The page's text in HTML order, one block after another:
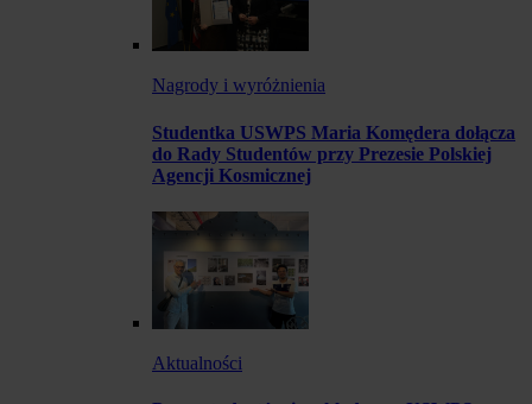
Nagrody i wyróżnienia
Studentka USWPS Maria Komędera dołącza
do Rady Studentów przy Prezesie Polskiej
Agencji Kosmicznej
Aktualności